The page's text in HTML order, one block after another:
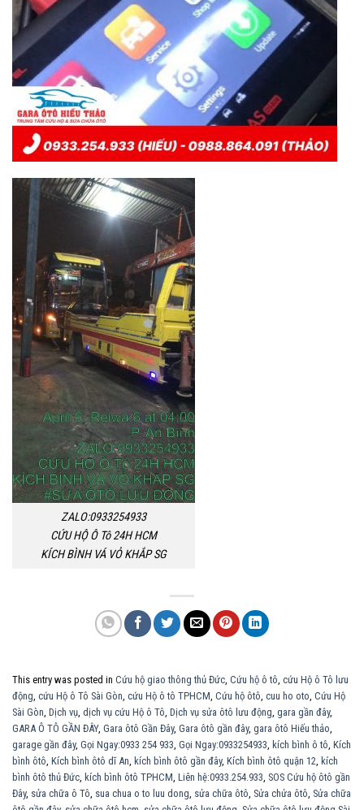
ZALO:0933254933
CỨU HỘ Ô Tô 24H HCM
KÍCH BÌNH VÁ VỎ KHẮP SG
This entry was posted in Cứu hộ giao thông thủ Đức, Cứu hộ ô tô, cứu Hộ ô Tô lưu
động, cứu Hộ ô Tô Sài Gòn, cứu Hộ ô tô TPHCM, Cứu hộ ôtô, cuu ho oto, Cứu Hộ
Sài Gòn, Dịch vụ, dịch vụ cứu Hộ ô Tô, Dịch vụ sửa ôtô lưu động, gara gần đây,
GARA Ô TÔ GẦN ĐÂY, Gara ôtô Gần Đây, Gara ôtô gần đây, gara ôtô Hiếu thảo,
garage gần đây, Gọi Ngay:0933 254 933, Gọi Ngay:0933254933, kích bình ô tô, Kích
bình ôtô, Kích bình ôtô dĩ An, kích bình ôtô gần đây, Kích bình ôtô quận 12, kích
bình ôtô thủ Đức, kích bình ôtô TPHCM, Liên hệ:0933.254.933, SOS Cứu hộ ôtô gần
Đây, sửa chữa ô Tô, sua chua o to luu dong, sửa chữa ôtô, Sửa chửa ôtô, Sửa chữa